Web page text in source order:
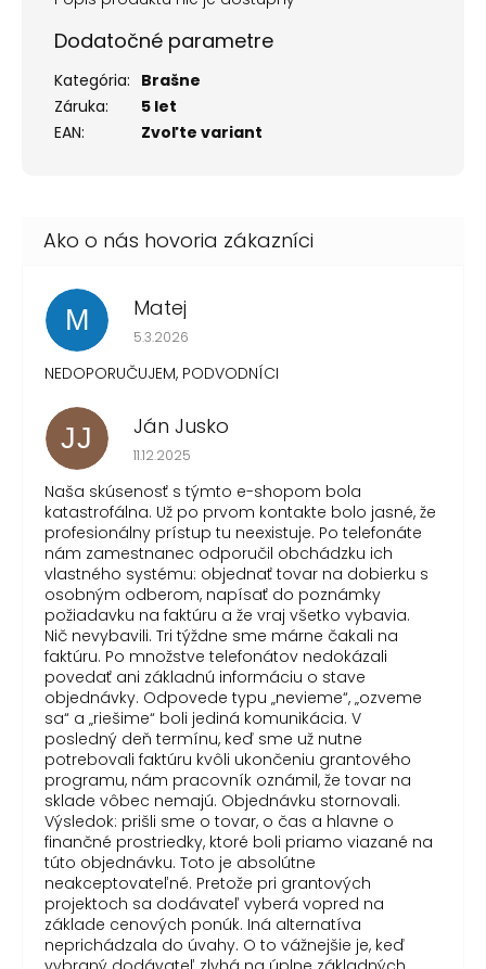
Dodatočné parametre
Kategória: Brašne
Záruka:
5 let
EAN: Zvoľte variant
M Matej
Hodnotenie obchodu je 1 z 5 hviezdičiek.
5.3.2026
NEDOPORUČUJEM, PODVODNÍCI
JJ Ján Jusko
Hodnotenie obchodu je 1 z 5 hviezdičiek.
11.12.2025
Naša skúsenosť s týmto e-shopom bola
katastrofálna. Už po prvom kontakte bolo jasné, že
profesionálny prístup tu neexistuje. Po telefonáte
nám zamestnanec odporučil obchádzku ich
vlastného systému: objednať tovar na dobierku s
osobným odberom, napísať do poznámky
požiadavku na faktúru a že vraj všetko vybavia.
Nič nevybavili. Tri týždne sme márne čakali na
faktúru. Po množstve telefonátov nedokázali
povedať ani základnú informáciu o stave
objednávky. Odpovede typu „nevieme“, „ozveme
sa“ a „riešime“ boli jediná komunikácia. V
posledný deň termínu, keď sme už nutne
potrebovali faktúru kvôli ukončeniu grantového
programu, nám pracovník oznámil, že tovar na
sklade vôbec nemajú. Objednávku stornovali.
Výsledok: prišli sme o tovar, o čas a hlavne o
finančné prostriedky, ktoré boli priamo viazané na
túto objednávku. Toto je absolútne
neakceptovateľné. Pretože pri grantových
projektoch sa dodávateľ vyberá vopred na
základe cenových ponúk. Iná alternatíva
neprichádzala do úvahy. O to vážnejšie je, keď